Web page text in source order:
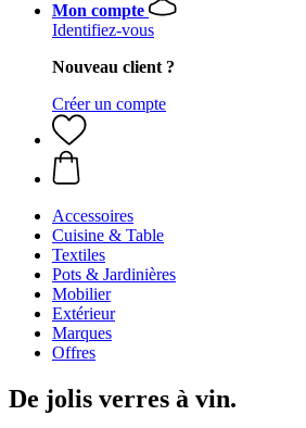
Mon compte
Identifiez-vous
Nouveau client ?
Créer un compte
Accessoires
Cuisine & Table
Textiles
Pots & Jardinières
Mobilier
Extérieur
Marques
Offres
De jolis verres à vin.